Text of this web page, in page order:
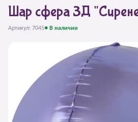
Шар сфера 3Д
Артикул: 7045● В наличии